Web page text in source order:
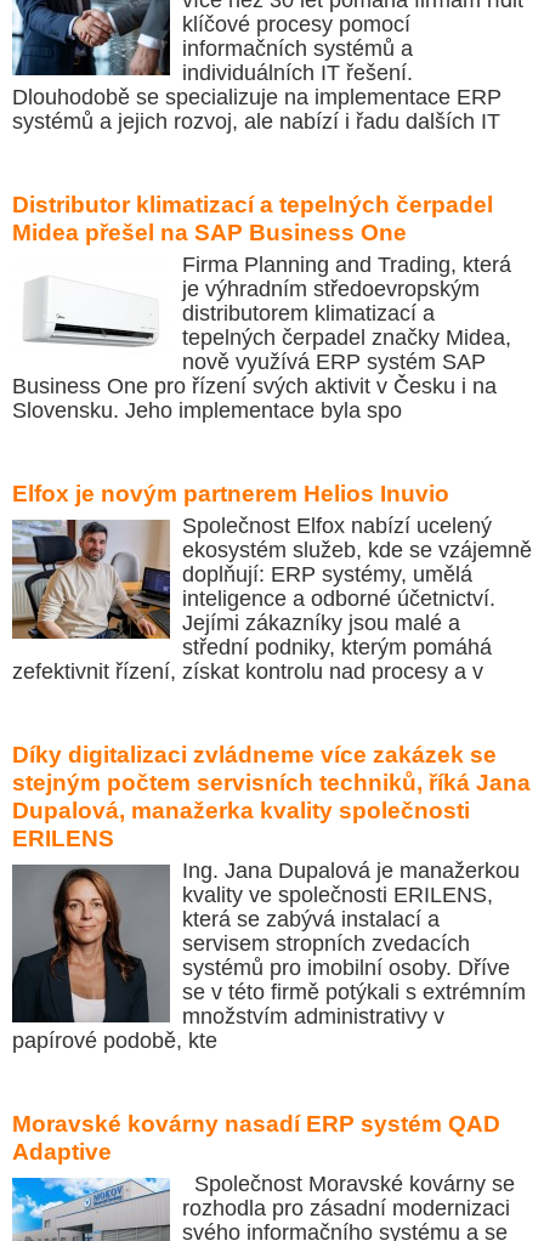
klíčové procesy pomocí
informačních systémů a
individuálních IT řešení.
Dlouhodobě se specializuje na implementace ERP
systémů a jejich rozvoj, ale nabízí i řadu dalších IT
Distributor klimatizací a tepelných čerpadel
Midea přešel na SAP Business One
Firma Planning and Trading, která
je výhradním středoevropským
distributorem klimatizací a
tepelných čerpadel značky Midea,
nově využívá ERP systém SAP
Business One pro řízení svých aktivit v Česku i na
Slovensku. Jeho implementace byla spo
Elfox je novým partnerem Helios Inuvio
Společnost Elfox nabízí ucelený
ekosystém služeb, kde se vzájemně
doplňují: ERP systémy, umělá
inteligence a odborné účetnictví.
Jejími zákazníky jsou malé a
střední podniky, kterým pomáhá
zefektivnit řízení, získat kontrolu nad procesy a v
Díky digitalizaci zvládneme více zakázek se
stejným počtem servisních techniků, říká Jana
Dupalová, manažerka kvality společnosti
ERILENS
Ing. Jana Dupalová je manažerkou
kvality ve společnosti ERILENS,
která se zabývá instalací a
servisem stropních zvedacích
systémů pro imobilní osoby. Dříve
se v této firmě potýkali s extrémním
množstvím administrativy v
papírové podobě, kte
Moravské kovárny nasadí ERP systém QAD
Adaptive
Společnost Moravské kovárny se
rozhodla pro zásadní modernizaci
svého informačního systému a se